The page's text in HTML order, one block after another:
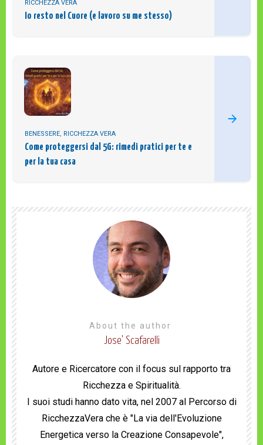
RICCHEZZA VERA
Io resto nel Cuore (e lavoro su me stesso)
BENESSERE, RICCHEZZA VERA
Come proteggersi dal 5G: rimedi pratici per te e
per la tua casa
About the author
Jose' Scafarelli
Autore e Ricercatore con il focus sul rapporto tra
Ricchezza e Spiritualità.
I suoi studi hanno dato vita, nel 2007 al Percorso di
RicchezzaVera che è "La via dell'Evoluzione
Energetica verso la Creazione Consapevole",